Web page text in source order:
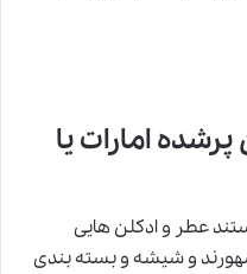
پرشده امارات یا
عطر و ادکلن هایی
و شیشه و بسته بندی